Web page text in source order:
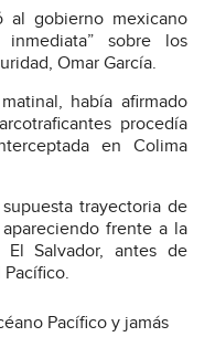
gobierno mexicano
sobre los
Omar García.
había afirmado
procedía
en Colima
trayectoria de
frente a la
Salvador, antes de
Pacífico y jamás